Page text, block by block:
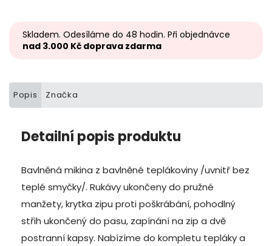
Skladem. Odesíláme do 48 hodin. Při objednávce
nad 3.000 Kč doprava zdarma
Popis Značka
Detailní popis produktu
Bavlněná mikina z bavlněné teplákoviny /uvnitř bez
teplé smyčky/. Rukávy ukončeny do pružné
manžety, krytka zipu proti poškrábání, pohodlný
střih ukončený do pasu, zapínání na zip a dvě
postranní kapsy. Nabízíme do kompletu tepláky a